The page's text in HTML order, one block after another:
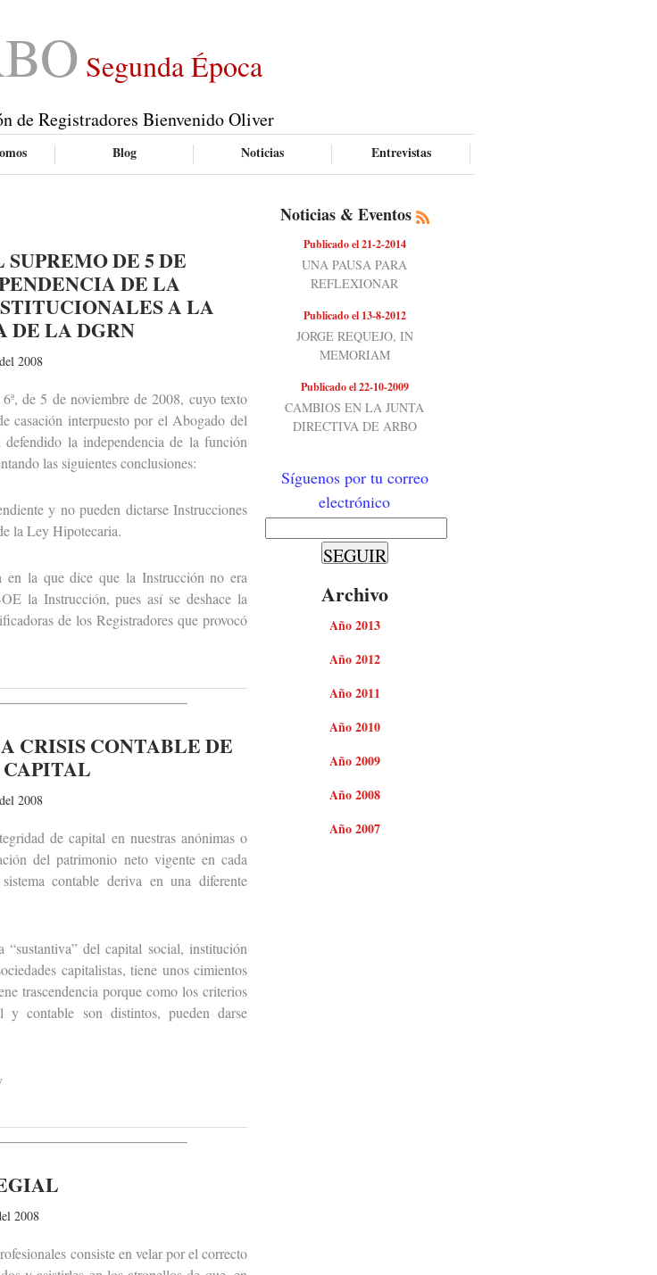
Segunda Época
de Registradores Bienvenido Oliver
Blog Noticias Entrevistas
DE 5 DE
DE LA
A LA
DE LA DGRN
2008
de 5 de noviembre de 2008, cuyo texto
casación interpuesto por el Abogado del
la independencia de la función
las siguientes conclusiones:
y no pueden dictarse Instrucciones
la Ley Hipotecaria.
la que dice que la Instrucción no era
la Instrucción, pues así se deshace la
de los Registradores que provocó
CRISIS CONTABLE DE
CAPITAL
2008
de capital en nuestras anónimas o
del patrimonio neto vigente en cada
contable deriva en una diferente
del capital social, institución
capitalistas, tiene unos cimientos
trascendencia porque como los criterios
y contable son distintos, pueden darse
2008
consiste en velar por el correcto
Noticias & Eventos
Publicado el 21-2-2014
UNA PAUSA PARA
REFLEXIONAR
Publicado el 13-8-2012
JORGE REQUEJO, IN
MEMORIAM
Publicado el 22-10-2009
CAMBIOS EN LA JUNTA
DIRECTIVA DE ARBO
Síguenos por tu correo
electrónico
Archivo
Año 2013
Año 2012
Año 2011
Año 2010
Año 2009
Año 2008
Año 2007